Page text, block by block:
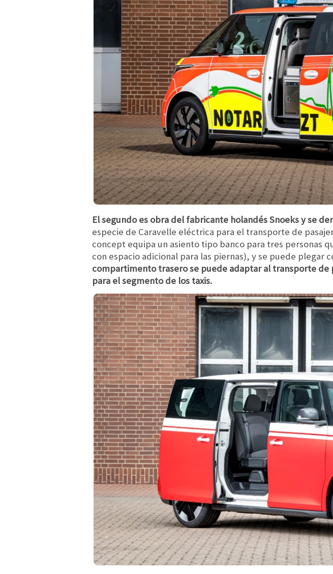
El segundo es obra del fabricante holandés Snoeks y se
especie de Caravelle eléctrica para el transporte de
concept equipa un asiento tipo banco para tres personas
con espacio adicional para las piernas), y se puede plegar
compartimento trasero se puede adaptar al transporte
para el segmento de los taxis.